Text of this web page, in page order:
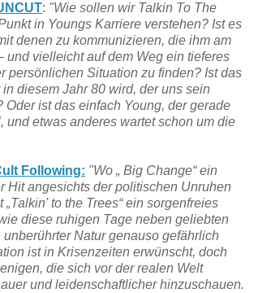
: "Wie sollen wir Talkin To The
in Youngs Karriere verstehen? Ist es
denen zu kommunizieren, die ihm am
und vielleicht auf dem Weg ein tieferes
persönlichen Situation zu finden? Ist das
in diesem Jahr 80 wird, der uns sein
Oder ist das einfach Young, der gerade
und etwas anderes wartet schon um die
Following: "Wo „ Big Change“ ein
Hit angesichts der politischen Unruhen
to the Trees“ ein sorgenfreies
diese ruhigen Tage neben geliebten
Natur genauso gefährlich
ist in Krisenzeiten erwünscht, doch
die sich vor der realen Welt
und leidenschaftlicher hinzuschauen.